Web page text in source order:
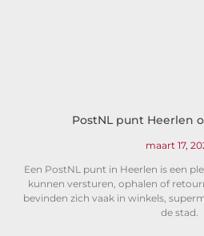
PostNL punt Heerlen
maart 17,
Een PostNL punt in Heerlen is een
kunnen versturen, ophalen of
bevinden zich vaak in winkels,
de stad.